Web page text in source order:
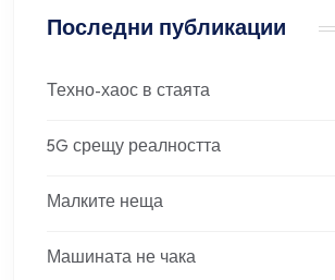
Последни публикации
Техно-хаос в стаята
5G срещу реалността
Малките неща
Машината не чака